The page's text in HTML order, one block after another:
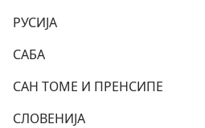
РУСИЈА
САБА
САН ТОМЕ И ПРЕНСИПЕ
СЛОВЕНИЈА